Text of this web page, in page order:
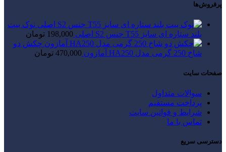
پرفروش‌ها
نوک بیت
بلند ستاره ای سایز T55 جنس S2 اصلی
198,000 تومان
چکش دو
شاخ 250 گرمی مدل HA250 آمازون
470,000 تومان
صفحات سایت
سوالات متداول
پرداخت مستقیم
شرایط و قوانین سایت
تماس با ما
دسترسی سریع